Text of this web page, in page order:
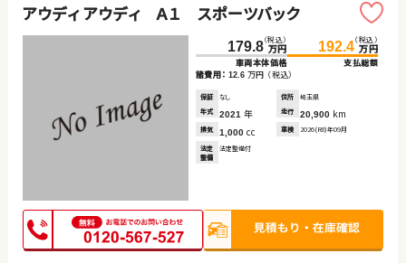
アウディ アウディ Ａ１ スポーツバック
179.8（税込）
万円
車両本体価格
192.4（税込）
万円
支払総額
諸費用： 12.6 万円 （税込）
保証 なし 住所
埼玉県
年式
2021 年 走行 20,900 km
排気 1,000 cc 車検 2026(R8)年09月
法定
整備
法定整備付